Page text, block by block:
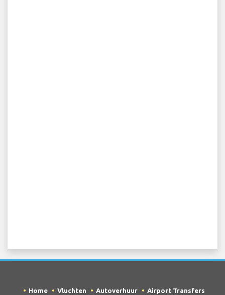
Home Vluchten Autoverhuur Airport Transfers